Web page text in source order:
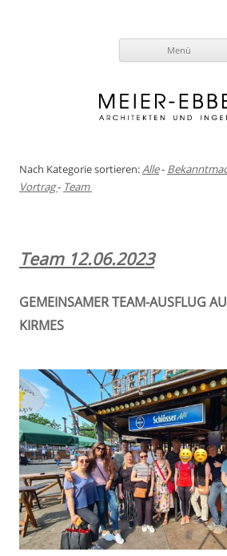
Menü
Nach Kategorie sortieren:Alle-
Vortrag- Team
Team 12.06.2023
GEMEINSAMER TEAM-AUSFLUG
KIRMES